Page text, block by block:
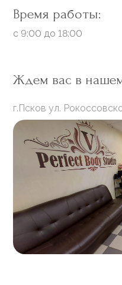
Время работы:
с 9:00 до 18:00
Ждем вас в
г.Псков ул.